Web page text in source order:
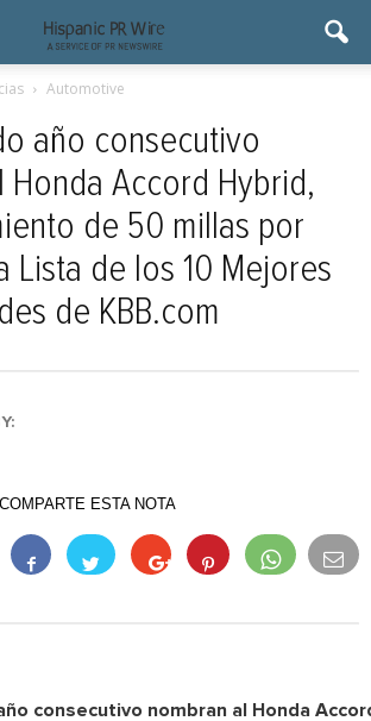
Automotive
año consecutivo
Honda Accord Hybrid,
de 50 millas por
Lista de los 10 Mejores
de KBB.com
COMPARTE ESTA NOTA
consecutivo nombran al Honda